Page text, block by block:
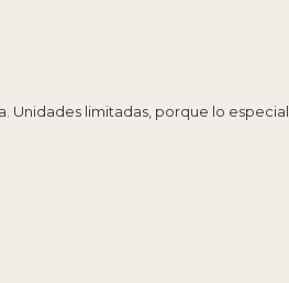
Unidades limitadas, porque lo